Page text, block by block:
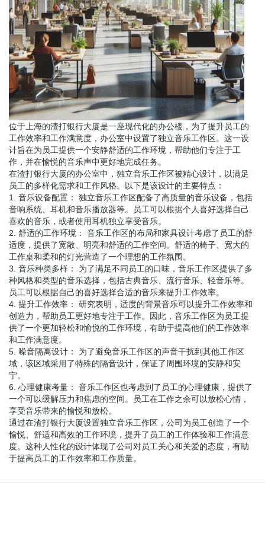
位于上海的渣打银行大厦是一座现代化的办公楼，为了提升员工的
工作效率和工作满意度，办公室中设置了独立音乐工作区。这一设
计旨在为员工提供一个安静舒适的工作环境，帮助他们专注于工
作，并在愉悦的音乐声中更好地完成任务。
在渣打银行大厦的办公室中，独立音乐工作区被精心设计，以满足
员工的多样化需求和工作风格。以下是该设计的主要特点：
1. 音乐设备配置： 独立音乐工作区配备了高质量的音乐设备，包括
音响系统、耳机和音乐播放器等。员工可以根据个人喜好选择自己
喜欢的音乐，或者使用耳机独立享受音乐。
2. 舒适的工作环境： 音乐工作区的布局和家具设计考虑了员工的舒
适度，提供了宽敞、明亮和舒适的工作空间。舒适的椅子、宽大的
工作桌和柔和的灯光营造了一个理想的工作氛围。
3. 音乐种类多样： 为了满足不同员工的口味，音乐工作区提供了多
种风格和类型的音乐选择，包括古典音乐、流行音乐、轻音乐等。
员工可以根据自己的喜好选择合适的音乐来提升工作效率。
4. 提升工作效率： 研究表明，适度的背景音乐可以提升工作效率和
创造力，帮助员工更好地专注于工作。因此，音乐工作区为员工提
供了一个更加轻松和愉悦的工作环境，有助于提高他们的工作效率
和工作满意度。
5. 噪音隔离设计： 为了避免音乐工作区的声音干扰到其他工作区
域，该区域采用了特殊的隔音设计，保证了周围环境的安静和安
宁。
6. 心理健康考量： 音乐工作区也考虑到了员工的心理健康，提供了
一个可以缓解压力和焦虑的空间。员工在工作之余可以放松心情，
享受音乐带来的愉悦和放松。
通过在渣打银行大厦设置独立音乐工作区，公司为员工创造了一个
愉悦、舒适和高效的工作环境，提升了员工的工作体验和工作满意
度。这种人性化的设计体现了公司对员工关心和关爱的态度，有助
于提高员工的工作效率和工作质量。